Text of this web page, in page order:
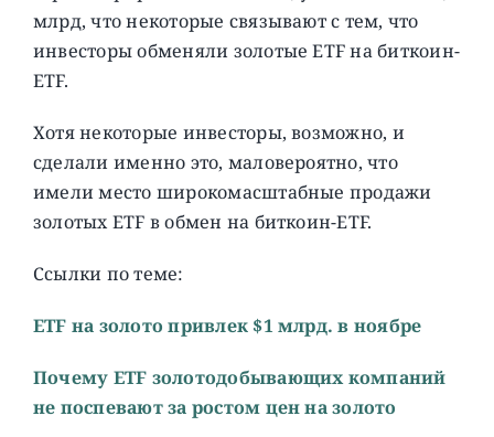
млрд, что некоторые связывают с тем, что
инвесторы обменяли золотые ETF на биткоин-
ETF.
Хотя некоторые инвесторы, возможно, и
сделали именно это, маловероятно, что
имели место широкомасштабные продажи
золотых ETF в обмен на биткоин-ETF.
Ссылки по теме:
ETF на золото привлек $1 млрд. в ноябре
Почему ETF золотодобывающих компаний
не поспевают за ростом цен на золото